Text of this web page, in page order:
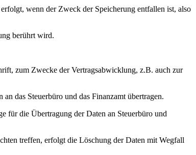
wenn der Zweck der Speicherung entfallen ist, also
berührt wird.
zum Zwecke der Vertragsabwicklung, z.B. auch zur
das Steuerbüro und das Finanzamt übertragen.
für die Übertragung der Daten an Steuerbüro und
treffen, erfolgt die Löschung der Daten mit Wegfall